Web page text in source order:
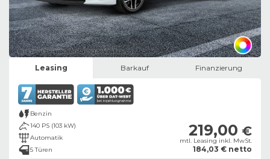
Bild zeigt Beispielabbildung des Fahrzeugs
Leasing Barkauf Finanzierung
Benzin
140 PS (103 kW)
Automatik
5 Türen
219,00 €
mtl. Leasing inkl. MwSt.
184,03 € netto